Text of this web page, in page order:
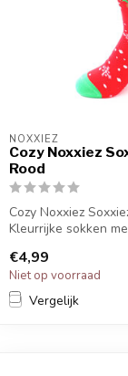
NOXXIEZ
Cozy Noxxiez
Rood
Cozy Noxxiez
Kleurrijke sokken
Ki...
€4,99
Niet op voorraad
Vergelijk